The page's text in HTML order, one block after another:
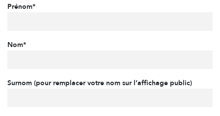
Prénom*
Nom*
Surnom (pour remplacer votre nom sur l’affichage public)